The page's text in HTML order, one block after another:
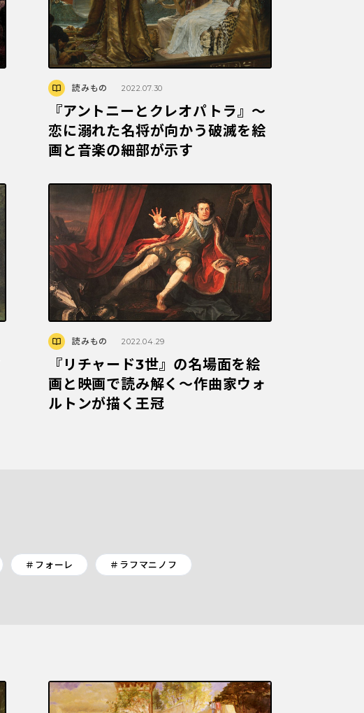
読みもの 2022.07.30
『アントニーとクレオパトラ』～
恋に溺れた名将が向かう破滅を絵
画と音楽の細部が示す
読みもの 2022.04.29
『リチャード3世』の名場面を絵
画と映画で読み解く〜作曲家ウォ
ルトンが描く王冠
＃フォーレ ＃ラフマニノフ